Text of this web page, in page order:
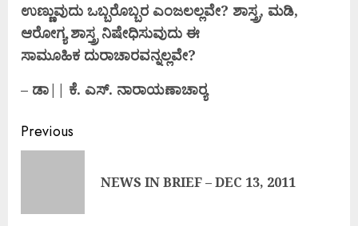
ಉಣ್ಣುವುದು ಒಬ್ಬರೊಬ್ಬರ ಎಂಜಲಲ್ಲವೇ? ಶಾಸ್ತ್ರ, ಮಡಿ,
ಆರೋಗ್ಯಶಾಸ್ತ್ರ ನಿಷೇಧಿಸುವುದು ಈ
ಸಾಮೂಹಿಕ ದುರಾಚಾರವನ್ನಲ್ಲವೇ?
– ಡಾ|| ಕೆ. ಎಸ್. ನಾರಾಯಣಾಚಾರ‍್ಯ
Continue
Previous
NEWS IN BRIEF – DEC 13, 2011